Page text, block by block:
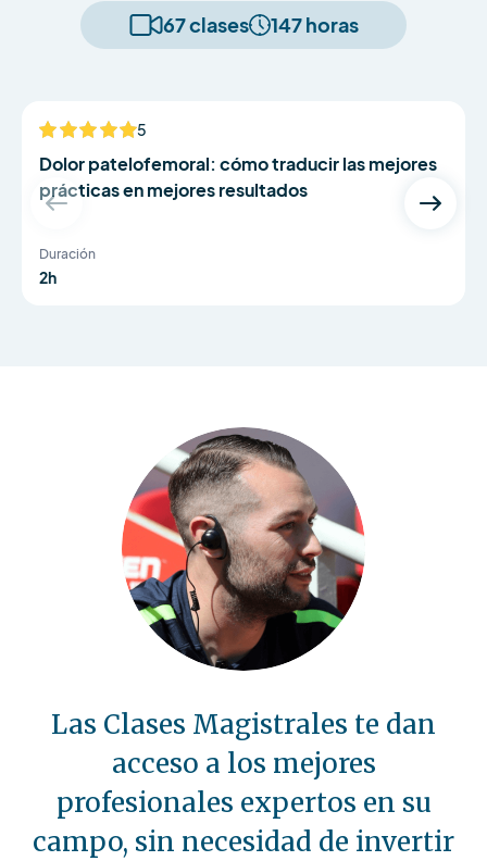
67 clases 147 horas
NUEVO 5
Dolor patelofemoral: cómo traducir las mejores
prácticas en mejores resultados
Duración
2h
Las Clases Magistrales te dan
acceso a los mejores
profesionales expertos en su
campo, sin necesidad de invertir